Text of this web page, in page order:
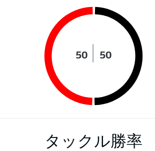
50 50
タックル勝率